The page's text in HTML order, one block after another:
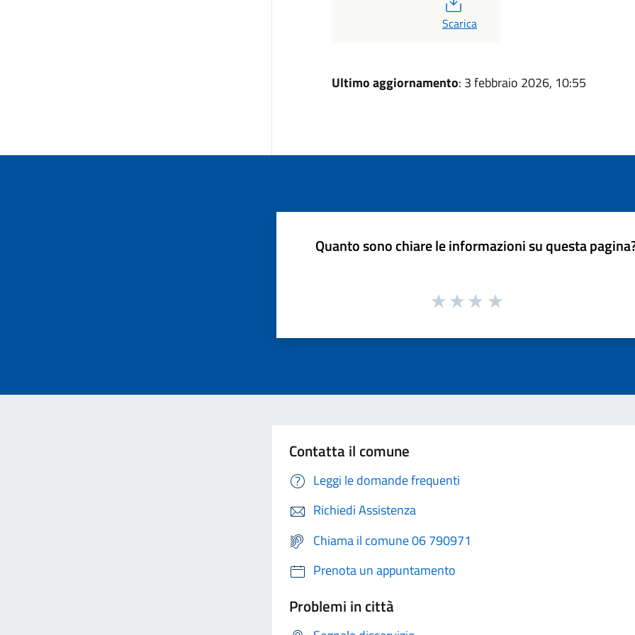
PDF
Scarica
Ultimo aggiornamento: 3 febbraio 2026, 10:55
Quanto sono chiare le informazioni su questa
Contatta il comune
Leggi le domande frequenti
Richiedi Assistenza
Chiama il comune 06 790971
Prenota un appuntamento
Problemi in città